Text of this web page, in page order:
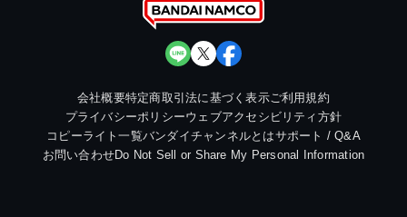
会社概要特定商取引法に基づく表示ご利用規約
プライバシーポリシーウェブアクセシビリティ方針
コピーライト一覧バンダイチャンネルとはサポート / Q&A
お問い合わせDo Not Sell or Share My Personal Information